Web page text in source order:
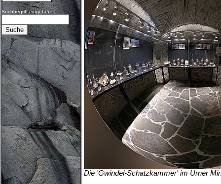
Suchbegriff eingeben:
Die 'Gwindel-Schatzkammer' im Urner